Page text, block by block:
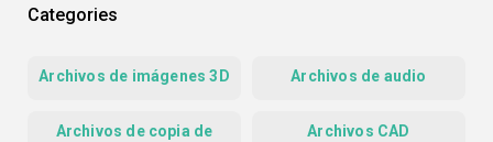
Categories
Archivos de imágenes 3D Archivos de audio
Archivos de copia de Archivos CAD